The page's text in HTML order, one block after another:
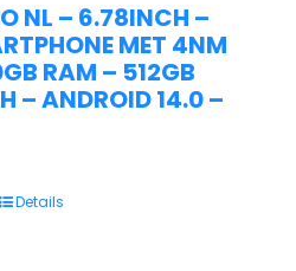
NL – 6.78INCH –
MET 4NM
RAM – 512GB
– ANDROID 14.0 –
Details